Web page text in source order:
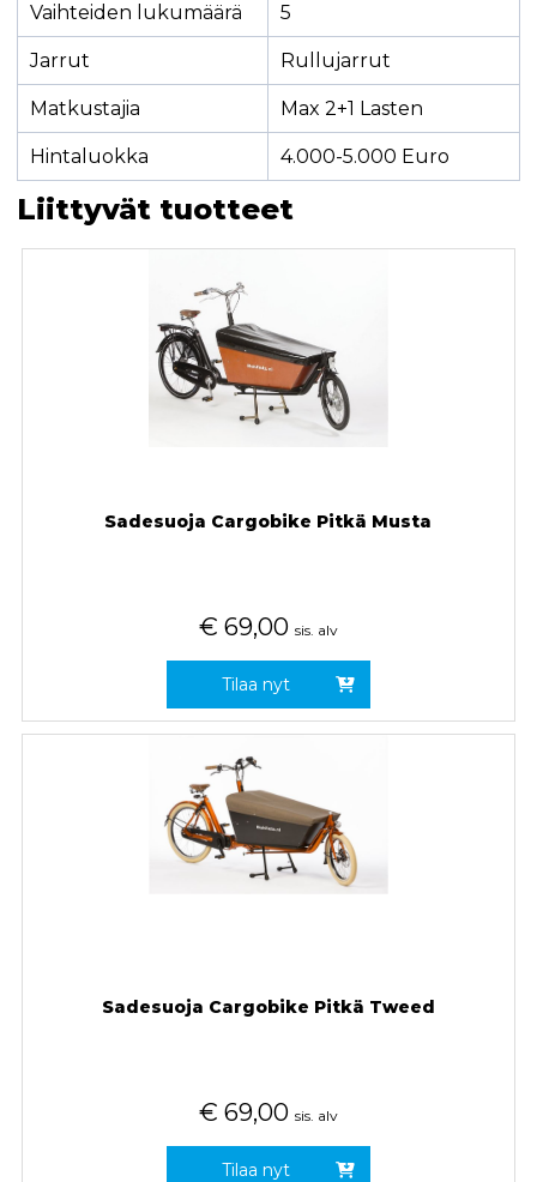
Vaihteiden lukumäärä 5
Jarrut Rullujarrut
Matkustajia Max 2+1 Lasten
Hintaluokka 4.000-5.000 Euro
Liittyvät tuotteet
Sadesuoja Cargobike Pitkä Musta
€ 69,00 sis. alv
Tilaa nyt
Sadesuoja Cargobike Pitkä Tweed
€ 69,00 sis. alv
Tilaa nyt